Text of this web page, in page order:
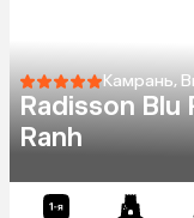
Камрань,
Radisson Blu
Ranh